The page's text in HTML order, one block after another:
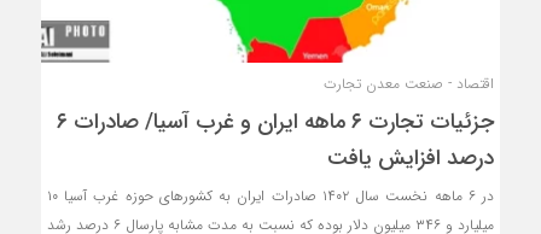
اقتصاد - صنعت معدن تجارت
جزئیات تجارت ۶ ماهه ایران و غرب آسیا/ صادرات ۶
درصد افزایش یافت
در ۶ ماهه نخست سال ۱۴۰۲ صادرات ایران به کشورهای حوزه غرب آسیا ۱۰
میلیارد و ۳۴۶ میلیون دلار بوده که نسبت به مدت مشابه پارسال ۶ درصد رشد